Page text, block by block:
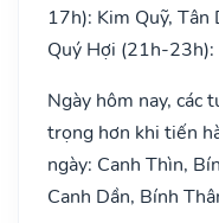
17h): Kim Quỹ,
Quý Hợi (21h-
Ngày hôm nay, các
trọng hơn khi tiến
ngày: Canh Thìn,
Canh Dần, Bính